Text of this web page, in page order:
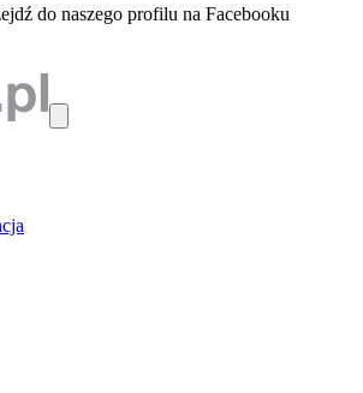
- otwiera się w nowej karcie
do naszego profilu na Facebooku
się w nowej karcie